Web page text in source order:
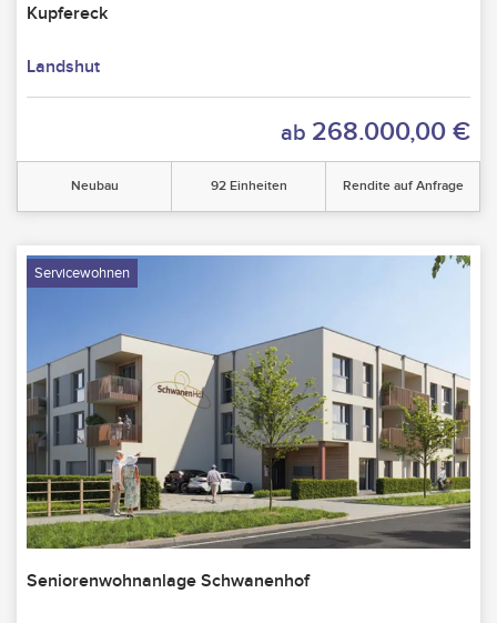
Kupfereck
Landshut
ab 268.000,00 €
Neubau 92 Einheiten Rendite auf Anfrage
Servicewohnen
Seniorenwohnanlage Schwanenhof